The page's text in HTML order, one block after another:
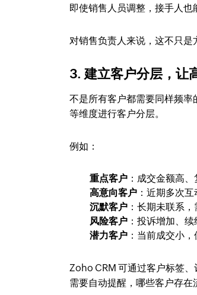
即使销售人员调整，接手人也
对销售负责人来说，这不只是
3. 建立客户分层，让
不是所有客户都需要同样频
等维度进行客户分层。
例如：
重点客户 ：成交金额高
高意向客户 ：近期多次
沉默客户 ：长期未联系，
风险客户 ：投诉增加、
潜力客户 ：当前成交小
Zoho CRM 可通过客户标签
需要自动提醒，哪些客户存在